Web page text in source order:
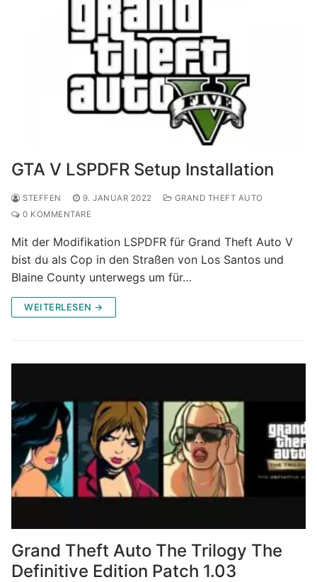
GTA V LSPDFR Setup Installation
STEFFEN 9. JANUAR 2022
GRAND THEFT AUTO
0 KOMMENTARE
Mit der Modifikation LSPDFR für Grand Theft Auto V
bist du als Cop in den Straßen von Los Santos und
Blaine County unterwegs um für…
WEITERLESEN →
Grand Theft Auto The Trilogy The
Definitive Edition Patch 1.03